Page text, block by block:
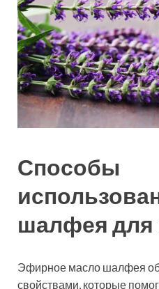
Способы
шалфея для
Эфирное масло шалфея
свойствами, которые